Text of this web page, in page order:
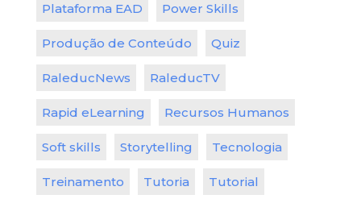
Plataforma EAD Power Skills
Produção de Conteúdo Quiz
RaleducNews RaleducTV
Rapid eLearning Recursos Humanos
Soft skills Storytelling Tecnologia
Treinamento Tutoria Tutorial